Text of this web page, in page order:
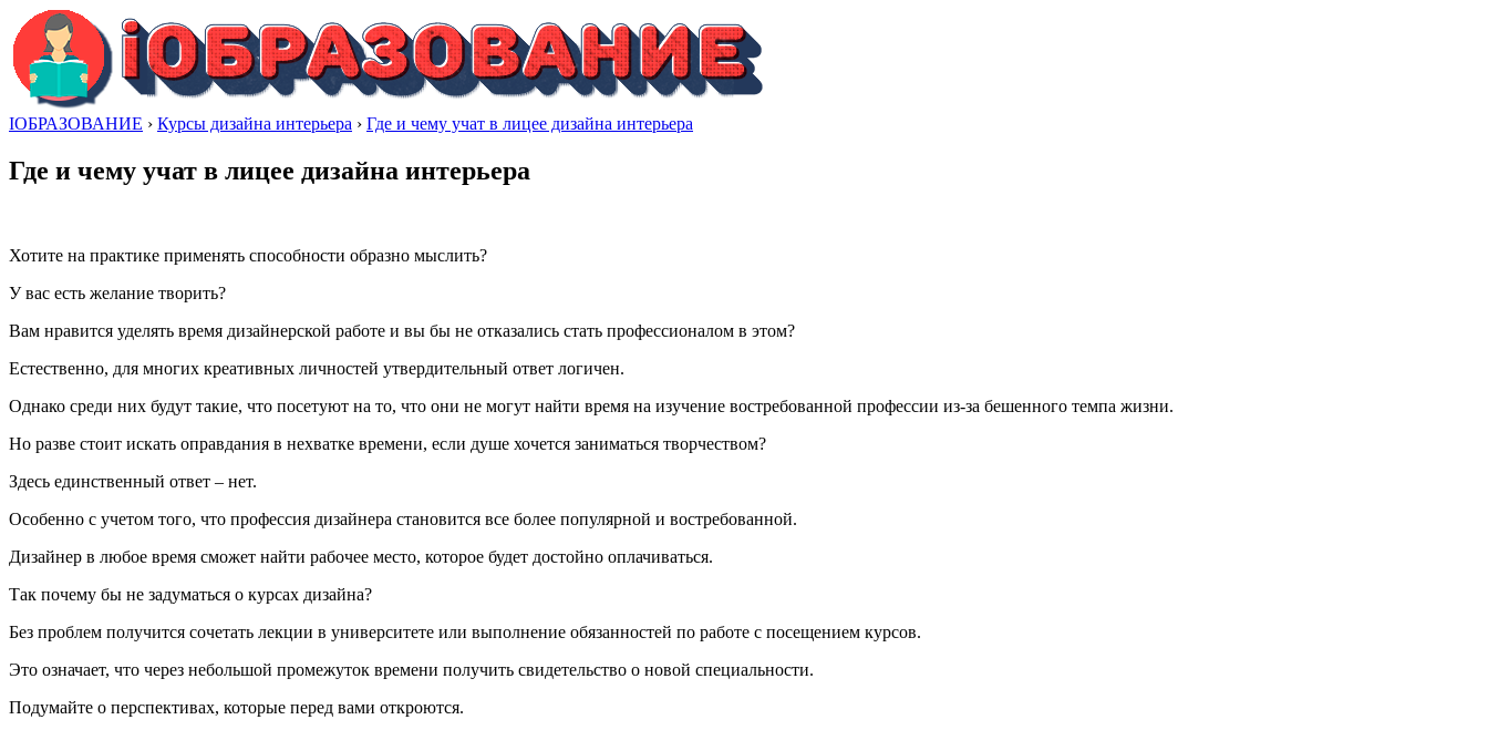
IОБРАЗОВАНИЕ › Курсы дизайна интерьера › Где и чему учат в лицее дизайна интерьера
Где и чему учат в лицее дизайна интерьера
Хотите на практике применять способности образно мыслить?
У вас есть желание творить?
Вам нравится уделять время дизайнерской работе и вы бы не отказались стать профессионалом в этом?
Естественно, для многих креативных личностей утвердительный ответ логичен.
Однако среди них будут такие, что посетуют на то, что они не могут найти время на изучение востребованной профессии из-за бешенного темпа жизни.
Но разве стоит искать оправдания в нехватке времени, если душе хочется заниматься творчеством?
Здесь единственный ответ – нет.
Особенно с учетом того, что профессия дизайнера становится все более популярной и востребованной.
Дизайнер в любое время сможет найти рабочее место, которое будет достойно оплачиваться.
Так почему бы не задуматься о курсах дизайна?
Без проблем получится сочетать лекции в университете или выполнение обязанностей по работе с посещением курсов.
Это означает, что через небольшой промежуток времени получить свидетельство о новой специальности.
Подумайте о перспективах, которые перед вами откроются.